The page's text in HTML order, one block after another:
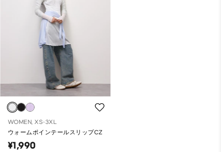
WOMEN, XS-3XL
ウォームポインテールスリップCZ
¥1,990